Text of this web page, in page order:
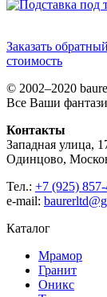
Заказать
стоимость
© 2002–2020
Все Ваши
Контакты
Западная улица,
Одинцово,
Тел.: +7 (925)
e-mail:
Каталог
Мрамор
Гранит
Оникс